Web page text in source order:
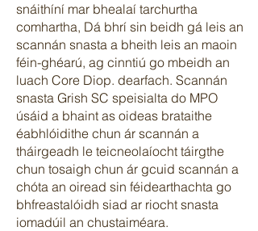
snáithíní mar bhealaí tarchurtha
comhartha, Dá bhrí sin beidh gá leis an
scannán snasta a bheith leis an maoin
féin-ghéarú, ag cinntiú go mbeidh an
luach Core Diop. dearfach. Scannán
snasta Grish SC speisialta do MPO
úsáid a bhaint as oideas brataithe
éabhlóidithe chun ár scannán a
tháirgeadh le teicneolaíocht táirgthe
chun tosaigh chun ár gcuid scannán a
chóta an oiread sin féidearthachta go
bhfreastalóidh siad ar riocht snasta
iomadúil an chustaiméara.